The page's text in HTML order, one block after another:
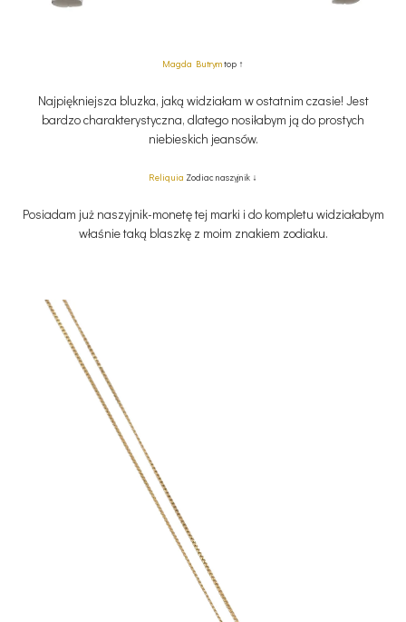
Magda Butrymtop ↑
Najpiękniejsza bluzka, jaką widziałam w ostatnim czasie! Jest
bardzo charakterystyczna, dlatego nosiłabym ją do prostych
niebieskich jeansów.
Reliquia Zodiac naszyjnik ↓
Posiadam już naszyjnik-monetę tej marki i do kompletu widziałabym
właśnie taką blaszkę z moim znakiem zodiaku.